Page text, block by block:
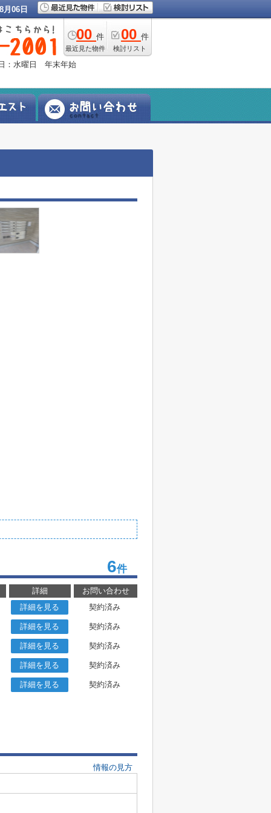
月06日
00 件
最近見た物件
00 件
検討リスト
：水曜日 年末年始
6件
詳細
お問い合わせ
詳細を見る
契約済み
詳細を見る 契約済み
詳細を見る 契約済み
詳細を見る 契約済み
詳細を見る 契約済み
情報の見方